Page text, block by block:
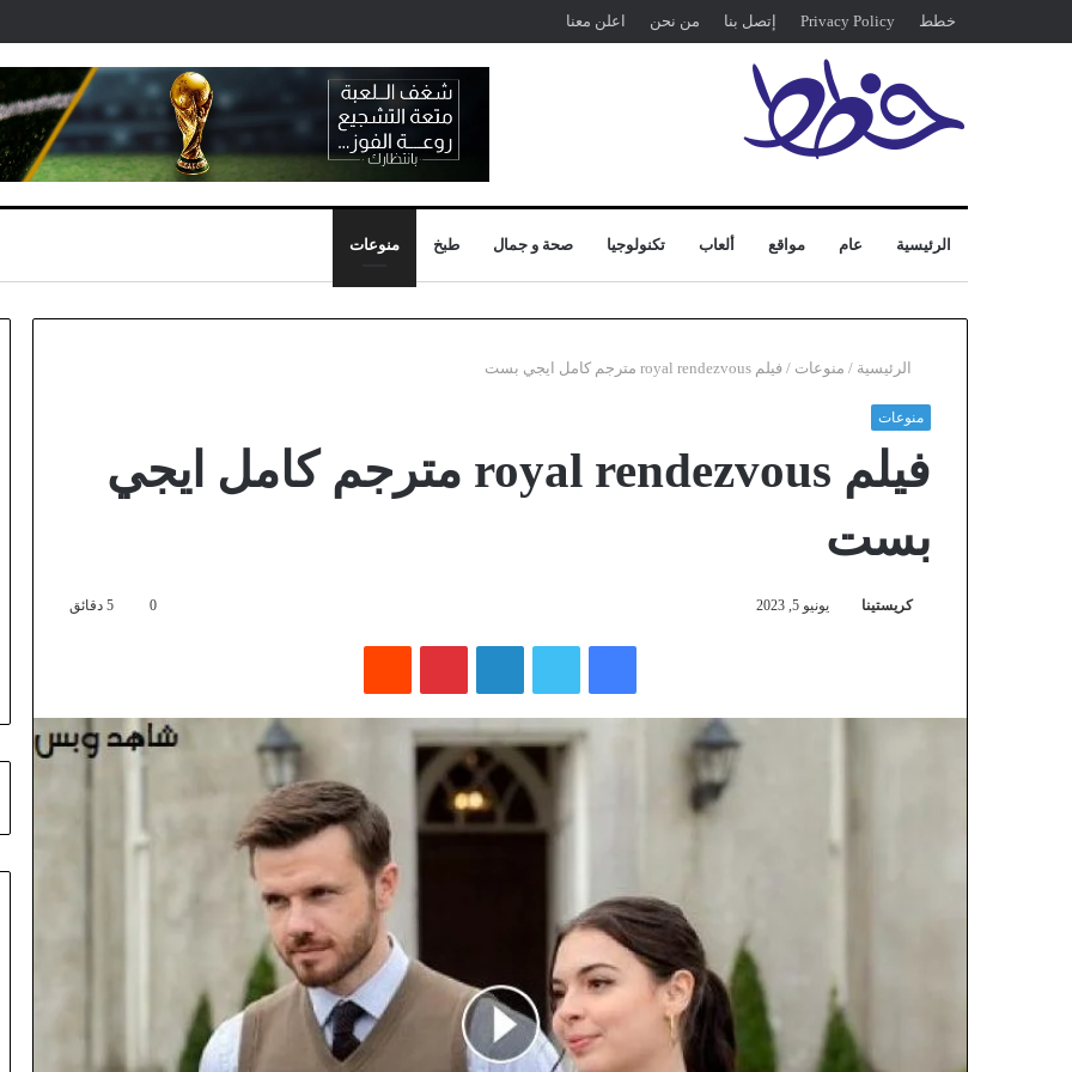
خطط Privacy Policy إتصل بنا من نحن اعلن معنا
الرئيسية عام مواقع ألعاب تكنولوجيا صحة و جمال طبخ منوعات
الرئيسية / منوعات / فيلم royal rendezvous مترجم كامل ايجي بست
منوعات
فيلم royal rendezvous مترجم كامل ايجي
بست
كريستينا يونيو 5, 2023 0
فيسبوك لينكدإن بينتيريست